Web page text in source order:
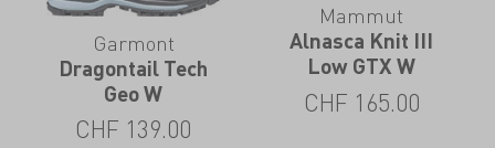
Garmont
Dragontail Tech
Geo W
CHF 139.00
Mammut
Alnasca Knit III
Low GTX W
CHF 165.00